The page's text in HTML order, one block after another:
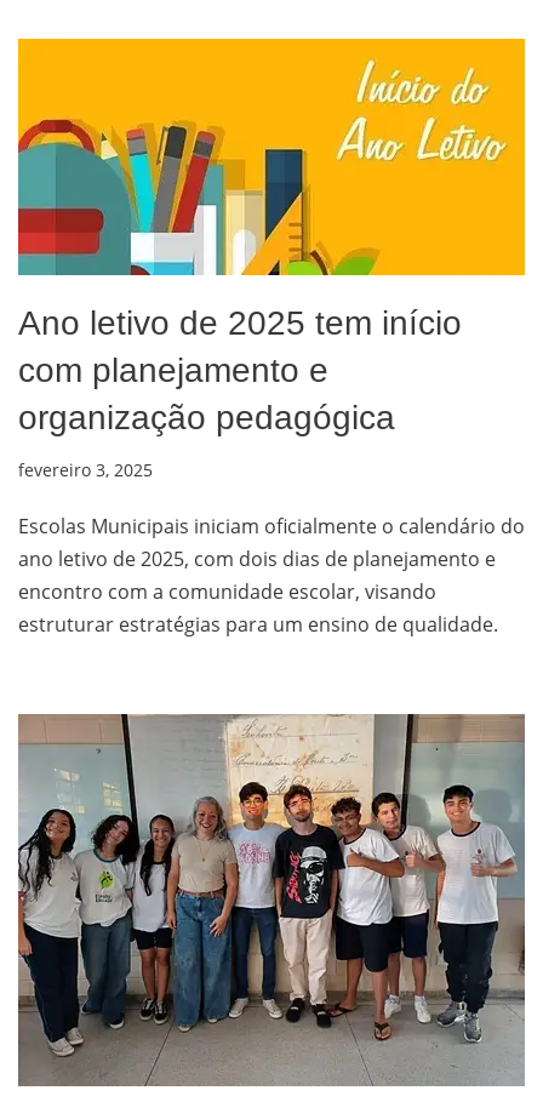
Ano letivo de 2025 tem início
com planejamento e
organização pedagógica
fevereiro 3, 2025
Escolas Municipais iniciam oficialmente o calendário do
ano letivo de 2025, com dois dias de planejamento e
encontro com a comunidade escolar, visando
estruturar estratégias para um ensino de qualidade.